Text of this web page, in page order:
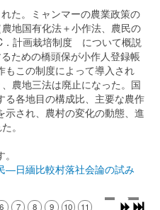
た。ミャンマーの農業政策の
地国有化法＋小作法、農民の
計画栽培制度 について概説
ための橋頭保が小作人登録帳
もこの制度によって導入され
農地三法は廃止になった。国
る各地目の構成比、主要な農作
され、農村の変化の動態、進
。
―日緬比較村落社会論の試み
6 7 8 9 10 11